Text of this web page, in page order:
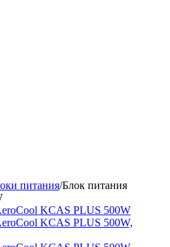
питания/Блок питания